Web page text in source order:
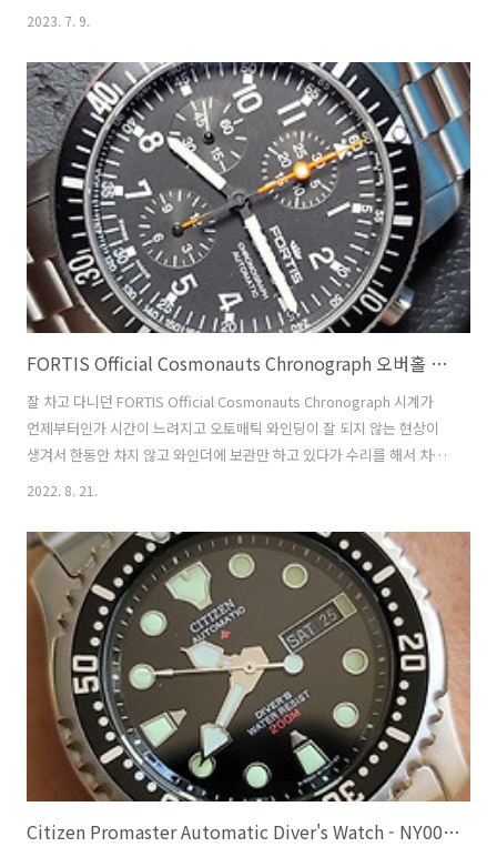
퍼로 검사해 보니 무브먼트 상태가 생각보다 좋지 않았다. 무브먼트를 오
새로 사는게 나을 수도 있으니 한동안 고민을 했다. 몇 일 고민 끝에 알리
익스프레스에서 NH36A 무브먼트를 주문하여 교체하기로 결정하였다.
타임그래퍼로 확인해보면 일오차도 심하고 비트에러도 오차범위 밖이
다. 시계 백케이스를 열고 헤어스프링 부분의 오차 조정 레버를 이용해서
조정해 보지만 이번엔 진동각이 너무 낮아진다. 아무래도 조정해서 해결
될 문제는 아닌..
2023. 7. 9.
FORTIS Official Cosmonauts Chronograph 오버홀 영상
잘 차고 다니던 FORTIS Official Cosmonauts Chronograph 시계가
언제부터인가 시간이 느려지고 오토매틱 와인딩이 잘 되지 않는 현상이
생겨서 한동안 차지 않고 와인더에 보관만 하고 있다가 수리를 해서 차기
은 오래된 윤활유의 고착으로 와인딩이 제대로 되지 않는 현상이었는데,
오버홀 이후에는 처음의 컨디션 처럼 시간도 잘 맞고 와인딩에도 문제가
없었다. 다음은 워치닥터 유튜브채널에 올라온 시계 수리 영상이다.
2022. 8. 21.
Citizen Promaster Automatic Diver's Watch - NY0040-50E 리뷰